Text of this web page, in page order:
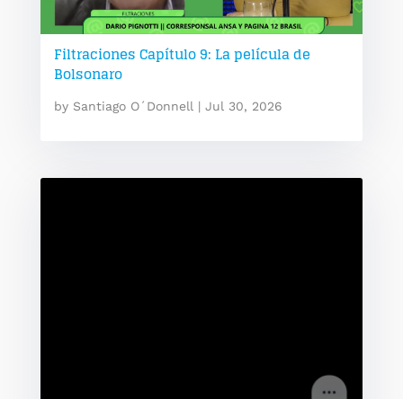
Filtraciones Capítulo 9: La película de
Bolsonaro
by Santiago O´Donnell | Jul 30, 2026